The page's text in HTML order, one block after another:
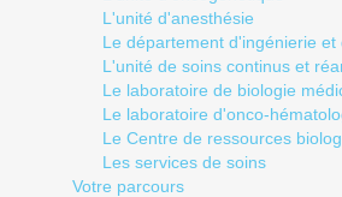
L'unité d'anesthésie
Le département d'ingénierie et
L'unité de soins continus et
Le laboratoire de biologie
Le laboratoire d'onco-
Le Centre de ressources
Les services de soins
Votre parcours